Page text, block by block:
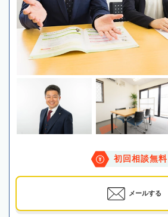
初回相談無料
メールする